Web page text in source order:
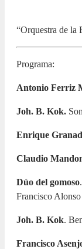
“Orquestra de la
Programa:
Antonio Ferriz
Joh. B. Kok.
Enrique
Claudio
Dúo del gomoso
Francisco Alonso
Joh. B. Kok.
Francisco